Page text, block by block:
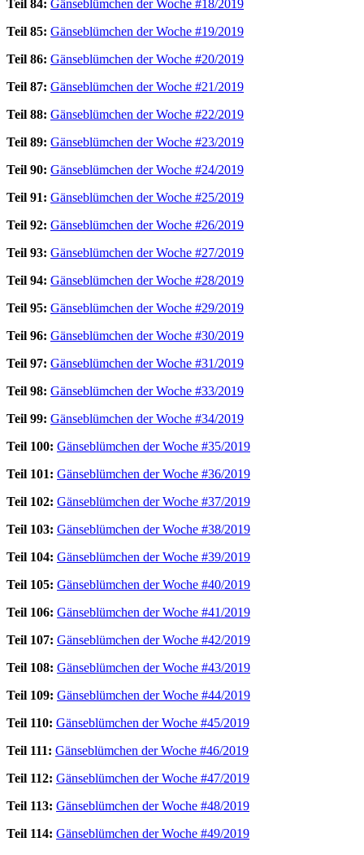
Teil 84: Gänseblümchen der Woche #18/2019
Teil 85: Gänseblümchen der Woche #19/2019
Teil 86: Gänseblümchen der Woche #20/2019
Teil 87: Gänseblümchen der Woche #21/2019
Teil 88: Gänseblümchen der Woche #22/2019
Teil 89: Gänseblümchen der Woche #23/2019
Teil 90: Gänseblümchen der Woche #24/2019
Teil 91: Gänseblümchen der Woche #25/2019
Teil 92: Gänseblümchen der Woche #26/2019
Teil 93: Gänseblümchen der Woche #27/2019
Teil 94: Gänseblümchen der Woche #28/2019
Teil 95: Gänseblümchen der Woche #29/2019
Teil 96: Gänseblümchen der Woche #30/2019
Teil 97: Gänseblümchen der Woche #31/2019
Teil 98: Gänseblümchen der Woche #33/2019
Teil 99: Gänseblümchen der Woche #34/2019
Teil 100: Gänseblümchen der Woche #35/2019
Teil 101: Gänseblümchen der Woche #36/2019
Teil 102: Gänseblümchen der Woche #37/2019
Teil 103: Gänseblümchen der Woche #38/2019
Teil 104: Gänseblümchen der Woche #39/2019
Teil 105: Gänseblümchen der Woche #40/2019
Teil 106: Gänseblümchen der Woche #41/2019
Teil 107: Gänseblümchen der Woche #42/2019
Teil 108: Gänseblümchen der Woche #43/2019
Teil 109: Gänseblümchen der Woche #44/2019
Teil 110: Gänseblümchen der Woche #45/2019
Teil 111: Gänseblümchen der Woche #46/2019
Teil 112: Gänseblümchen der Woche #47/2019
Teil 113: Gänseblümchen der Woche #48/2019
Teil 114: Gänseblümchen der Woche #49/2019